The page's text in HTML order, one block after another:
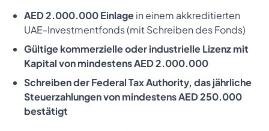
AED 2.000.000 Einlagein einem akkreditierten
UAE-Investmentfonds (mit Schreiben des Fonds)
Gültige kommerzielle oder industrielle Lizenz mit
Kapital von mindestens AED 2.000.000
Schreiben der Federal Tax Authority, das jährliche
Steuerzahlungen von mindestens AED 250.000
bestätigt